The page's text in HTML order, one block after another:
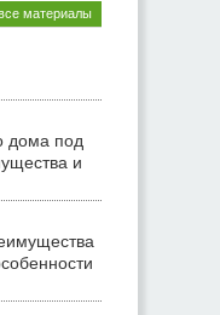
материалы
дома под
и